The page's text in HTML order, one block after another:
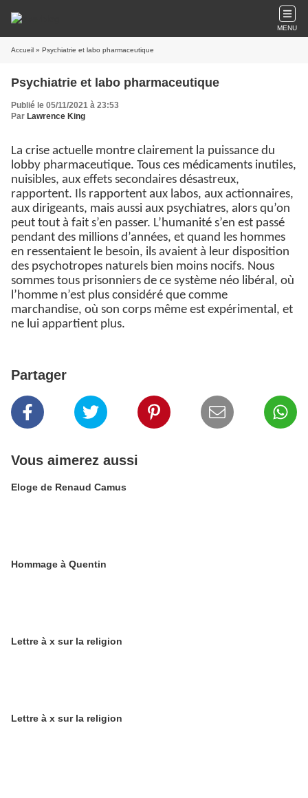
MENU
Accueil » Psychiatrie et labo pharmaceutique
Psychiatrie et labo pharmaceutique
Publié le 05/11/2021 à 23:53
Par Lawrence King
La crise actuelle montre clairement la puissance du
lobby pharmaceutique. Tous ces médicaments inutiles,
nuisibles, aux effets secondaires désastreux,
rapportent. Ils rapportent aux labos, aux actionnaires,
aux dirigeants, mais aussi aux psychiatres, alors qu’on
peut tout à fait s’en passer. L’humanité s’en est passé
pendant des millions d’années, et quand les hommes
en ressentaient le besoin, ils avaient à leur disposition
des psychotropes naturels bien moins nocifs. Nous
sommes tous prisonniers de ce système néo libéral, où
l’homme n’est plus considéré que comme
marchandise, où son corps même est expérimental, et
ne lui appartient plus.
Partager
Vous aimerez aussi
Eloge de Renaud Camus
Hommage à Quentin
Lettre à x sur la religion
Lettre à x sur la religion